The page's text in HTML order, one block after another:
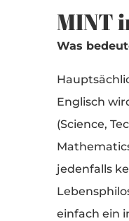
MINT
Was
Englisch
(Science,
jedenfalls
einfach ein